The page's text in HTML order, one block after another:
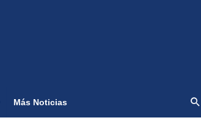
Más Noticias